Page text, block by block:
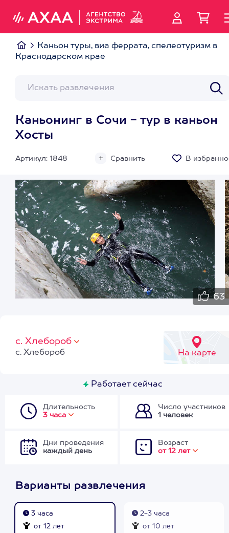
Каньон туры, виа феррата, спелеотуризм в
Краснодарском крае
Каньонинг в Сочи - тур в каньон
Хосты
Артикул: 1848 Сравнить В
63
с. Хлебороб
На карте
с. Хлебороб
Работает сейчас
Длительность
3 часа
Число участников
1 человек
Дни проведения
каждый день
Возраст
от 12 лет
Варианты развлечения
3 часа
от 12 лет
2-3 часа
от 10 лет